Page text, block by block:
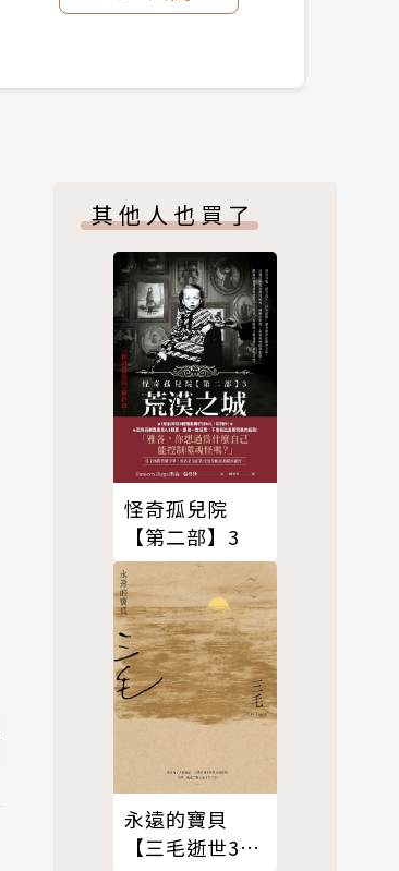
其他人也買了
怪奇孤兒院
【第二部】3
永遠的寶貝
【三毛逝世30